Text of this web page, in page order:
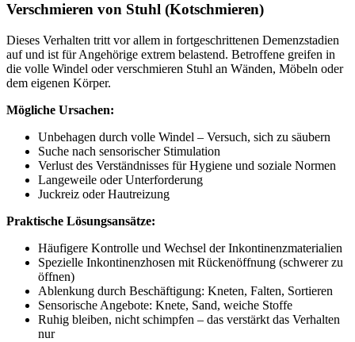
Verschmieren von Stuhl (Kotschmieren)
Dieses Verhalten tritt vor allem in fortgeschrittenen Demenzstadien
auf und ist für Angehörige extrem belastend. Betroffene greifen in
die volle Windel oder verschmieren Stuhl an Wänden, Möbeln oder
dem eigenen Körper.
Mögliche Ursachen:
Unbehagen durch volle Windel – Versuch, sich zu säubern
Suche nach sensorischer Stimulation
Verlust des Verständnisses für Hygiene und soziale Normen
Langeweile oder Unterforderung
Juckreiz oder Hautreizung
Praktische Lösungsansätze:
Häufigere Kontrolle und Wechsel der Inkontinenzmaterialien
Spezielle Inkontinenzhosen mit Rückenöffnung (schwerer zu
öffnen)
Ablenkung durch Beschäftigung: Kneten, Falten, Sortieren
Sensorische Angebote: Knete, Sand, weiche Stoffe
Ruhig bleiben, nicht schimpfen – das verstärkt das Verhalten
nur